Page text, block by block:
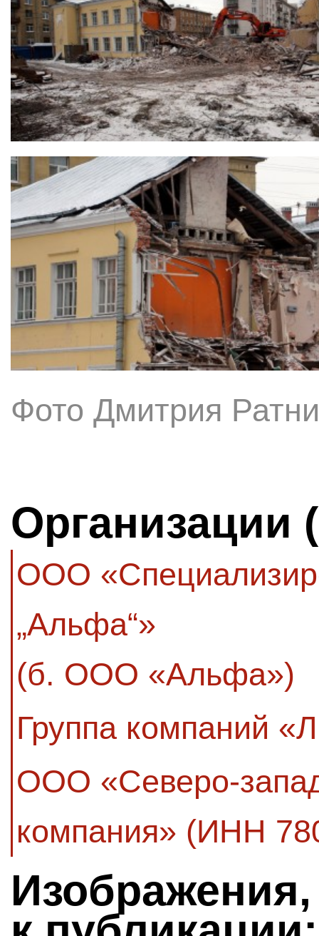
Фото Дмитрия
Организации
ООО
„Альфа“»
(б. ООО «Альфа»)
Группа компаний
ООО «Северо-
компания» (ИНН